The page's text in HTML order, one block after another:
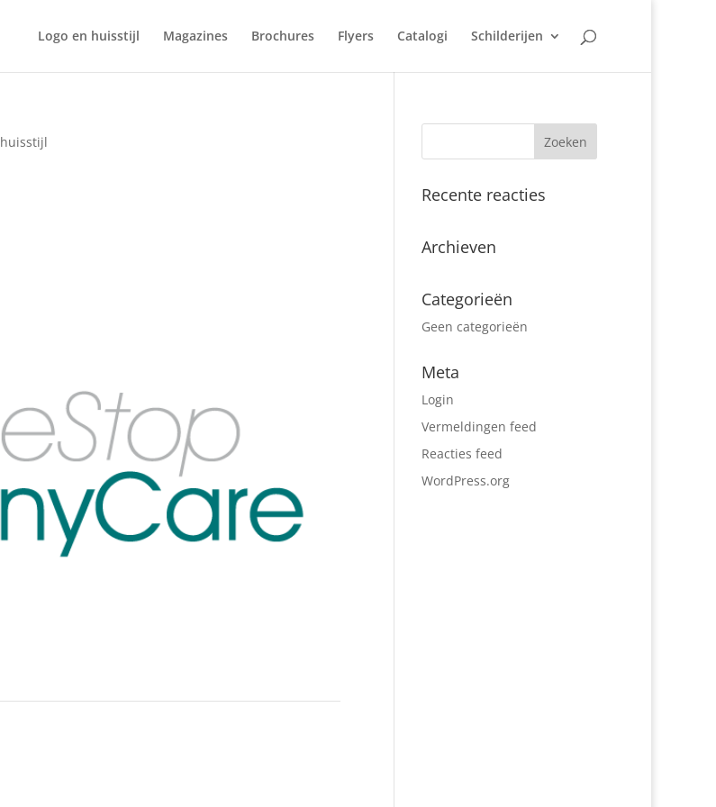
Logo en huisstijl Magazines Brochures Flyers Catalogi Schilderijen
huisstijl
Recente reacties
Archieven
Categorieën
Geen categorieën
Meta
Login
Vermeldingen feed
Reacties feed
WordPress.org